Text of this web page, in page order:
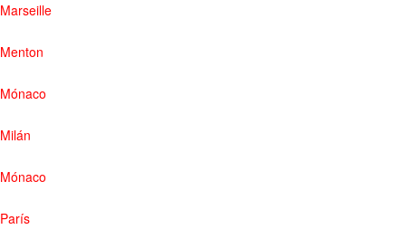
Marseille
Menton
Mónaco
Milán
Mónaco
París